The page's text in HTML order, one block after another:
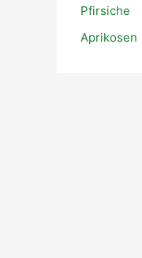
:Pfirsiche
Aprikosen